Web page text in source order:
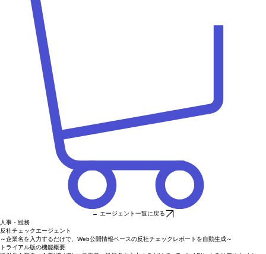
人事・総務
反社チェックエージェント
～企業名を入力するだけで、Web公開情報ベースの反社チェックレポートを自動生成～